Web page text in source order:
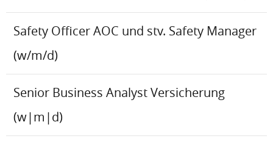
Safety Officer AOC und stv. Safety Manager
(w/m/d)
Senior Business Analyst Versicherung
(w|m|d)